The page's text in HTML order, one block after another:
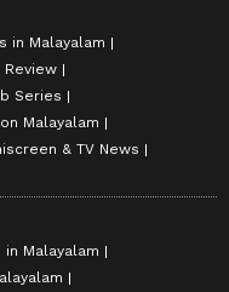
in Malayalam
Review
Series
Malayalam
& TV News
Malayalam